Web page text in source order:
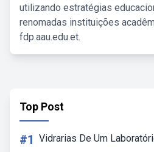
utilizando estratégias
renomadas instituições
fdp.aau.edu.et.
Top Post
#1 Vidrarias De Um